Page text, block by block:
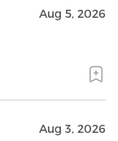
Aug 5, 2026
Aug 3, 2026